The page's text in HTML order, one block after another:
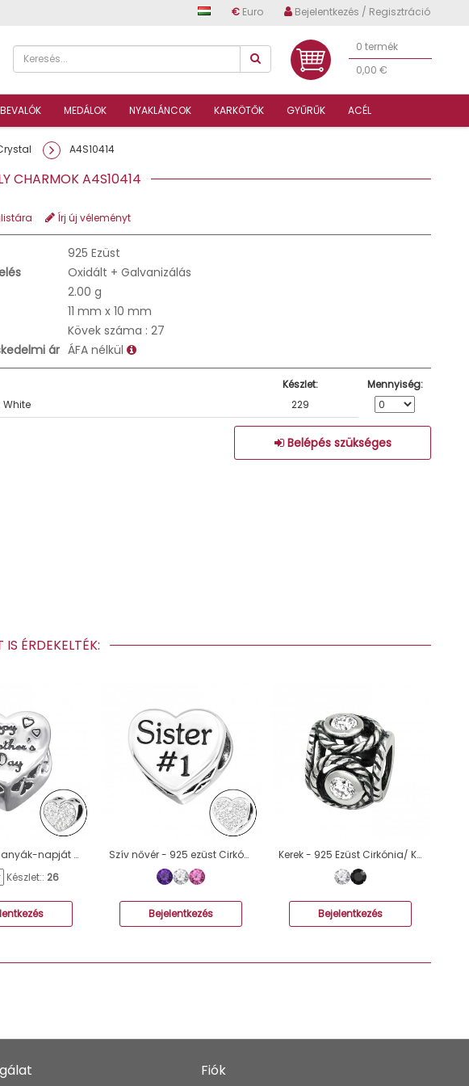
€ Euro Bejelentkezés / Regisztráció
0 termék
0,00 €
MEDÁLOK NYAKLÁNCOK KARKÖTŐK GYŰRŰK ACÉL
A4S10414
CHARMOK A4S10414
Írj új véleményt
925 Ezüst
Oxidált + Galvanizálás
2.00 g
11 mm x 10 mm
Kövek száma : 27
ár ÁFA nélkül
Készlet:
Mennyiség:
White
229
Belépés szükséges
ÉRDEKELTÉK:
Szív Boldog anyák-napját - 925 Ezüst Cirkónia/ Kristály Charmok A4S10080
Készlet:: 26
Szív nővér - 925 ezüst Cirkónia/ Kristály charmok A4S10078
Bejelentkezés
Kerek - 925 Ezüst Cirkónia/ Kristály charmok A4S3764
Bejelentkezés
Fiók